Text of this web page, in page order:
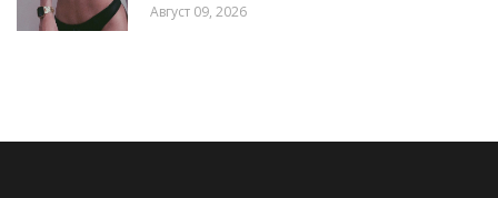
Август 09, 2026